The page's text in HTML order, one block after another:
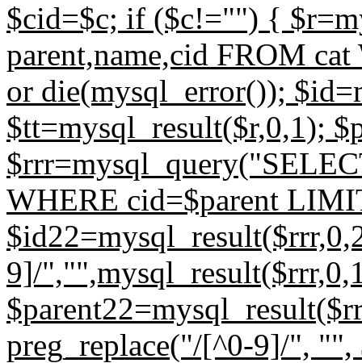
$cid=$c; if ($c!="") {
parent,name,cid FROM
or die(mysql_error());
$tt=mysql_result($r,0,1);
WHERE cid=$parent
9]/
preg_replace("/[^0-9]/",